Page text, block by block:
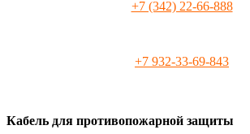
+7 (342) 22-66-888
+7 932-33-69-843
Кабель для противопожарной защиты